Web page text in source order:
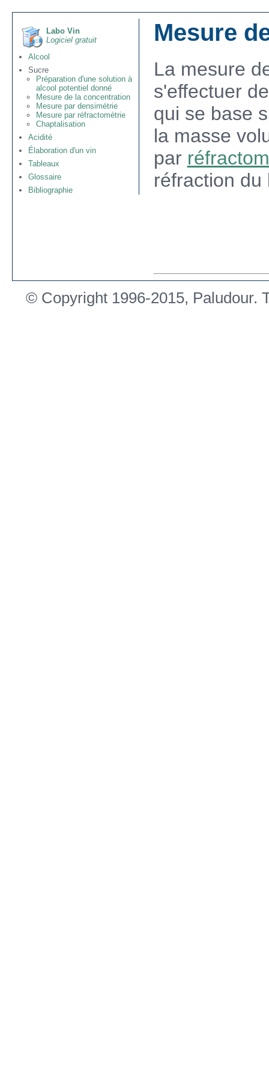
Labo Vin
Logiciel gratuit
Alcool
Sucre
Préparation d'une solution à
alcool potentiel donné
Mesure de la concentration
Mesure par densimétrie
Mesure par réfractométrie
Chaptalisation
Acidité
Élaboration d'un vin
Tableaux
Glossaire
Bibliographie
Mesure
La mesure
s'effectuer
qui se base
la masse
par
réfraction du
© Copyright 1996-2015, Paludour.